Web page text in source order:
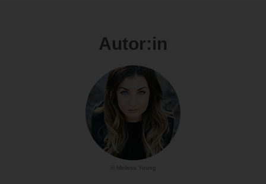
Autor:in
© Melissa Young